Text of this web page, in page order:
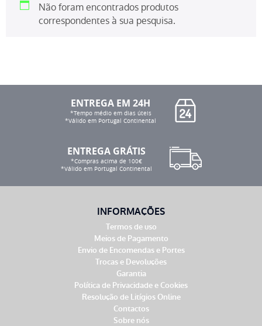
Não foram encontrados produtos
correspondentes à sua pesquisa.
ENTREGA EM 24H
*Tempo médio em dias úteis
*Válido em Portugal Continental
ENTREGA GRÁTIS
*Compras acima de 100€
*Válido em Portugal Continental
INFORMAÇÕES
Termos de uso
Meios de Pagamento
Envio de Encomendas e Portes
Trocas e Devoluções
Garantia
Política de Privacidade e Cookies
Resolução de Litígios Online
Contactos
Sobre nós